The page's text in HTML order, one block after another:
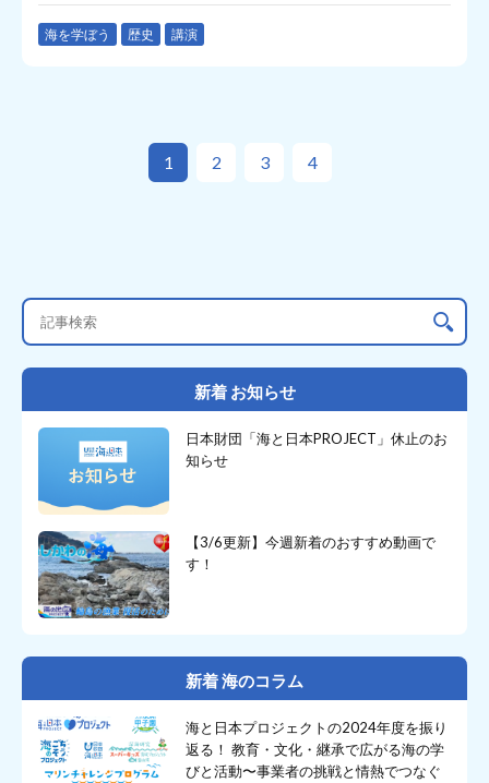
海を学ぼう 歴史 講演
1 2 3 4
新着 お知らせ
日本財団「海と日本PROJECT」休止のお
知らせ
【3/6更新】今週新着のおすすめ動画で
す！
新着 海のコラム
海と日本プロジェクトの2024年度を振り
返る！ 教育・文化・継承で広がる海の学
びと活動〜事業者の挑戦と情熱でつなぐ